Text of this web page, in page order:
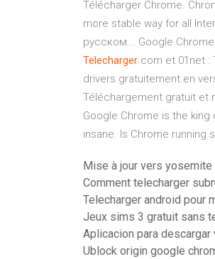
Télécharger Chrome.
more stable way for all
русском... Google Chrome
Telecharger.com et 01net :
drivers gratuitement en
Téléchargement gratuit et
Google Chrome is the
insane. Is Chrome running
Mise à jour vers yosemite
Comment telecharger
Telecharger android pour
Jeux sims 3 gratuit sans
Aplicacion para
Ublock origin google